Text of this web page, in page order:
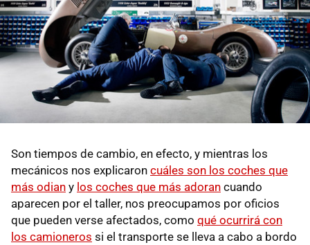
Son tiempos de cambio, en efecto, y mientras los
mecánicos nos explicaron cuáles son los coches que
más odian y los coches que más adoran cuando
aparecen por el taller, nos preocupamos por oficios
que pueden verse afectados, como qué ocurrirá con
los camioneros si el transporte se lleva a cabo a bordo